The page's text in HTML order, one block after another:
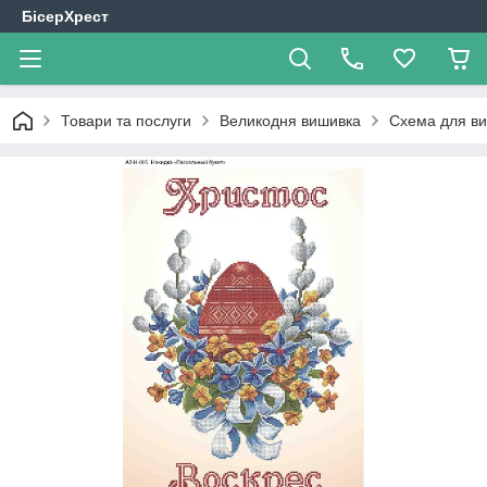
БісерХрест
Товари та послуги Великодня вишивка Схема для